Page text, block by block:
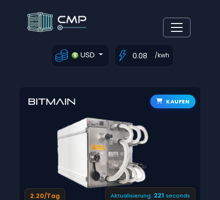
USD /kwh
KAUFEN
2.20/Tag Aktualisierung: 220 seconds